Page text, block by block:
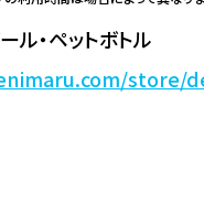
ル・ペットボトル
store/